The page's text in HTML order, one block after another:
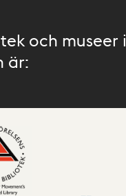
och museer i
är: